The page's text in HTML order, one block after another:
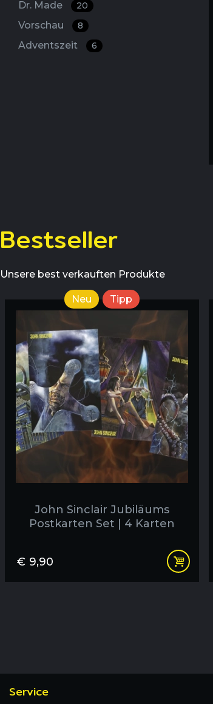
Dr. Made 20
Vorschau 8
Adventszeit 6
Bestseller
Unsere best verkauften Produkte
John Sinclair Jubiläums
Postkarten Set | 4 Karten
€ 9,90
Neu Tipp
Service